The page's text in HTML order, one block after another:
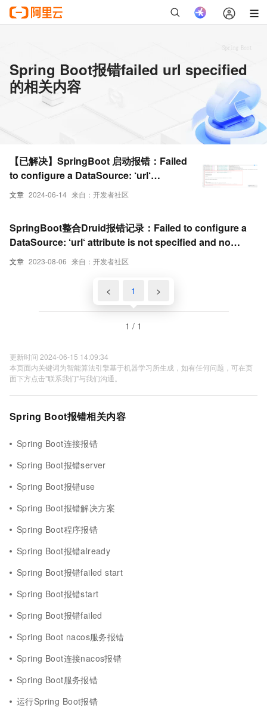
Spring Boot报错failed url specified
的相关内容
文章 2024-06-14 来自：开发者社区
【已解决】SpringBoot 启动报错：Failed
to configure a DataSource: ‘url‘
attribute is not specified and no emb
文章 2023-08-06 来自：开发者社区
SpringBoot整合Druid报错记录：Failed to configure a
DataSource: ‘url‘ attribute is not specified and no
embe
< 1 >
1 / 1
更新时间 2024-06-15 14:09:34
本页面内关键词为智能算法引擎基于机器学习所生成，如有任何问题，可在页
面下方点击"联系我们"与我们沟通。
Spring Boot报错相关内容
Spring Boot连接报错
Spring Boot报错server
Spring Boot报错use
Spring Boot报错解决方案
Spring Boot程序报错
Spring Boot报错already
Spring Boot报错failed start
Spring Boot报错start
Spring Boot报错failed
Spring Boot nacos服务报错
Spring Boot连接nacos报错
Spring Boot服务报错
运行Spring Boot报错